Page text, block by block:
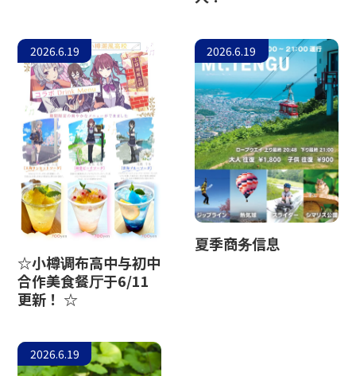
2026.6.19
☆小樽调布高中与初中
合作美食餐厅于6/11
更新！ ☆
2026.6.19
夏季商务信息
2026.6.19